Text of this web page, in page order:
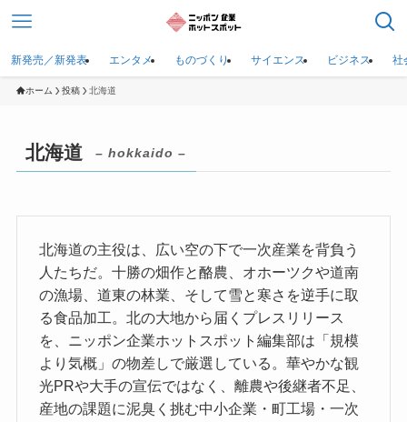
新発売／新発表 エンタメ ものづくり サイエンス ビジネス 社
ホーム 投稿 北海道
北海道 – hokkaido –
北海道の主役は、広い空の下で一次産業を背負う
人たちだ。十勝の畑作と酪農、オホーツクや道南
の漁場、道東の林業、そして雪と寒さを逆手に取
る食品加工。北の大地から届くプレスリリース
を、ニッポン企業ホットスポット編集部は「規模
より気概」の物差しで厳選している。華やかな観
光PRや大手の宣伝ではなく、離農や後継者不足、
産地の課題に泥臭く挑む中小企業・町工場・一次